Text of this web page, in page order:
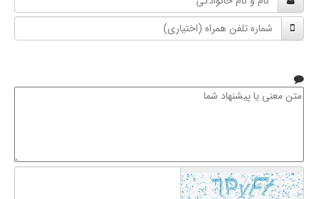
و
نام
خانوادگی
شماره
تلفن
متن